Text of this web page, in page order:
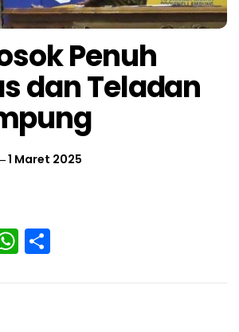
Penuh
dan Teladan
1 Maret 2025
WhatsApp